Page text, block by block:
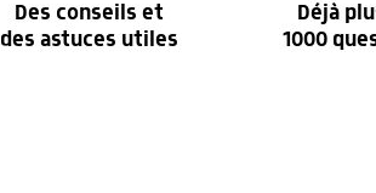
Des conseils et
des astuces utiles
Déjà
1000